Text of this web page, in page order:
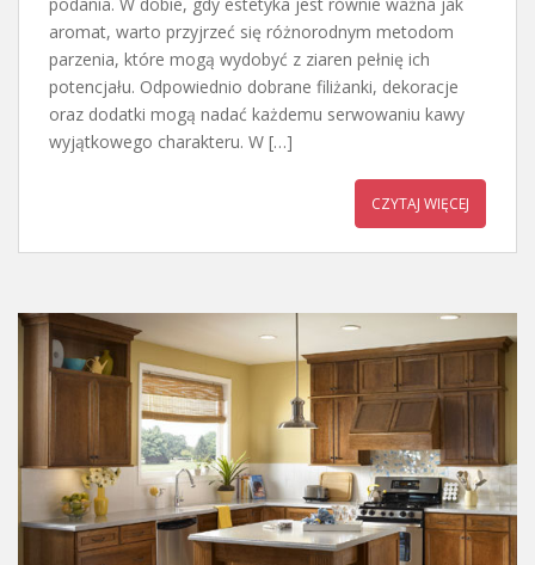
aromat, warto przyjrzeć się różnorodnym metodom
parzenia, które mogą wydobyć z ziaren pełnię ich
potencjału. Odpowiednio dobrane filiżanki, dekoracje
oraz dodatki mogą nadać każdemu serwowaniu kawy
wyjątkowego charakteru. W […]
CZYTAJ WIĘCEJ